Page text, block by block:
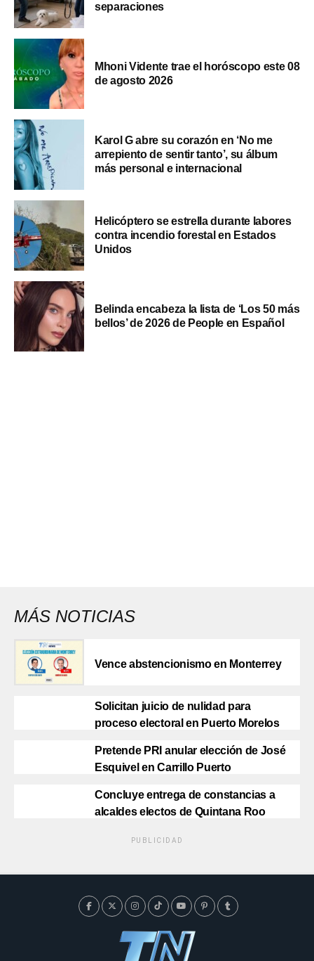
separaciones
Mhoni Vidente trae el horóscopo este 08
de agosto 2026
Karol G abre su corazón en ‘No me
arrepiento de sentir tanto’, su álbum
más personal e internacional
Helicóptero se estrella durante labores
contra incendio forestal en Estados
Unidos
Belinda encabeza la lista de ‘Los 50 más
bellos’ de 2026 de People en Español
MÁS NOTICIAS
Vence abstencionismo en Monterrey
Solicitan juicio de nulidad para
proceso electoral en Puerto Morelos
Pretende PRI anular elección de José
Esquivel en Carrillo Puerto
Concluye entrega de constancias a
alcaldes electos de Quintana Roo
PUBLICIDAD